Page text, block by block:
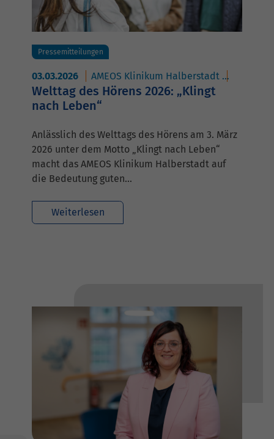
Pressemitteilungen
03.03.2026 AMEOS Klinikum Halberstadt
Welttag des Hörens 2026: „Klingt
nach Leben“
Anlässlich des Welttags des Hörens am 3. März
2026 unter dem Motto „Klingt nach Leben“
macht das AMEOS Klinikum Halberstadt auf
die Bedeutung guten…
Weiterlesen